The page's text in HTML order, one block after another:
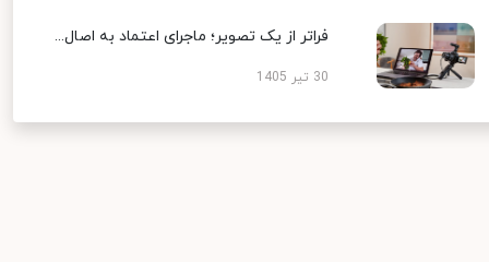
فراتر از یک تصویر؛ ماجرای اعتماد به اصال...
30 تیر 1405